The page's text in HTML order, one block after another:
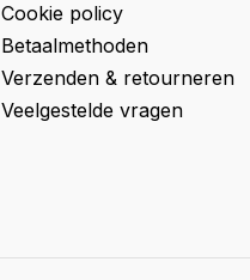
Cookie policy
Betaalmethoden
Verzenden & retourneren
Veelgestelde vragen